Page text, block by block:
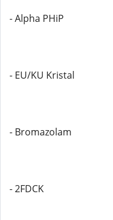
- Alpha PHiP
- EU/KU Kristal
- Bromazolam
- 2FDCK